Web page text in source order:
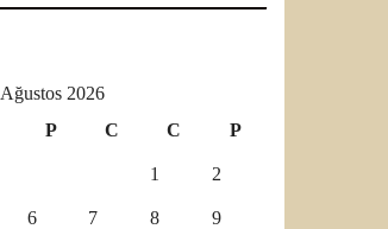
Ağustos 2026
P C C P
1 2
6 7 8 9